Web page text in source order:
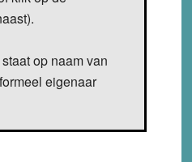
op naam van
eigenaar